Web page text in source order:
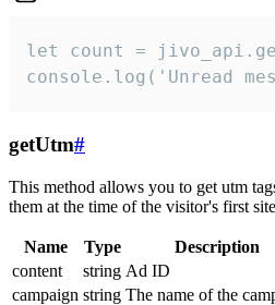
let count =
console.log('Unread
getUtm#
This method allows you to get utm
them at the time of the visitor's first
Name Type
Description
content
string Ad ID
campaign string The name of the